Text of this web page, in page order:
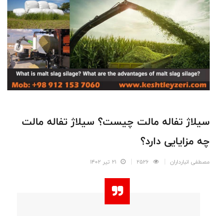
سیلاژ تفاله مالت چیست؟ سیلاژ تفاله مالت
چه مزایایی دارد؟
مصطفی انبارداران